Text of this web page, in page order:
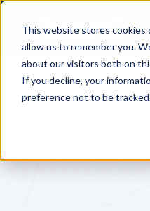
This website stores cookies
allow us to remember you.
about our visitors both on
If you decline, your
preference not to be